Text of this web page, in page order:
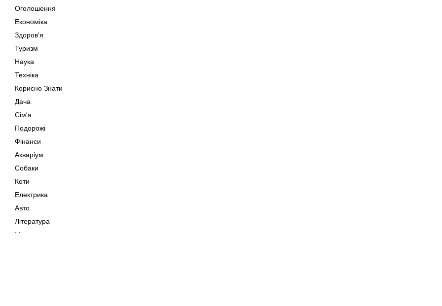
Оголошення
Економіка
Здоров'я
Туризм
Наука
Техніка
Корисно Знати
Дача
Сім'я
Подорожі
Фінанси
Акваріум
Собаки
Коти
Електрика
Авто
Література
Музика